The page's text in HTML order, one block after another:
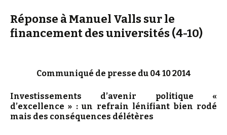
Réponse à Manuel Valls sur le
financement des universités (4-10)
Communiqué de presse du 04 10 2014
Investissements d’avenir politique «
d’excellence » : un refrain lénifiant bien rodé
mais des conséquences délétères